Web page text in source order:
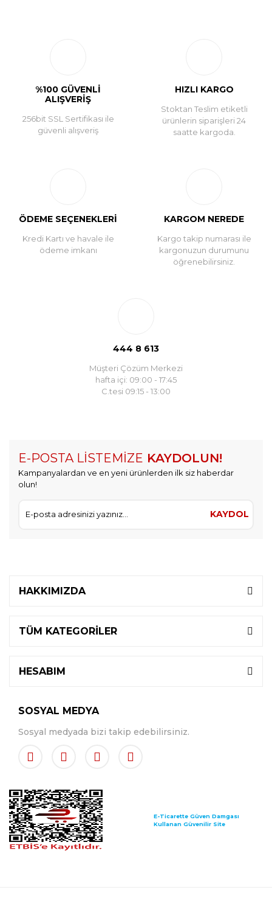
%100 GÜVENLİ
ALIŞVERİŞ
256bit SSL Sertifikası ile
güvenli alışveriş
HIZLI KARGO
Stoktan Teslim etiketli
ürünlerin siparişleri 24
saatte kargoda.
ÖDEME SEÇENEKLERİ
Kredi Kartı ve havale ile
ödeme imkanı
KARGOM NEREDE
Kargo takip numarası ile
kargonuzun durumunu
öğrenebilirsiniz.
444 8 613
Müşteri Çözüm Merkezi
hafta içi: 09:00 - 17:45
C.tesi 09:15 - 13:00
E-POSTA LİSTEMİZE KAYDOLUN!
Kampanyalardan ve en yeni ürünlerden ilk siz haberdar
olun!
KAYDOL
HAKKIMIZDA
TÜM KATEGORİLER
HESABIM
SOSYAL MEDYA
Sosyal medyada bizi takip edebilirsiniz.
E-Ticarette Güven Damgası
Kullanan Güvenilir Site